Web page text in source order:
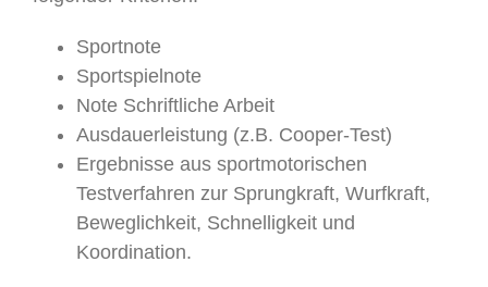
Sportnote
Sportspielnote
Note Schriftliche Arbeit
Ausdauerleistung (z.B. Cooper-Test)
Ergebnisse aus sportmotorischen
Testverfahren zur Sprungkraft, Wurfkraft,
Beweglichkeit, Schnelligkeit und
Koordination.